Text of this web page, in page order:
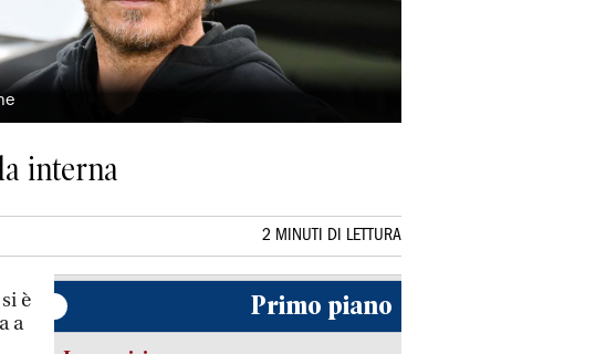
interna
2 MINUTI DI LETTURA
è
a
Primo piano